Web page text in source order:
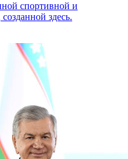
спортивной и
здесь.